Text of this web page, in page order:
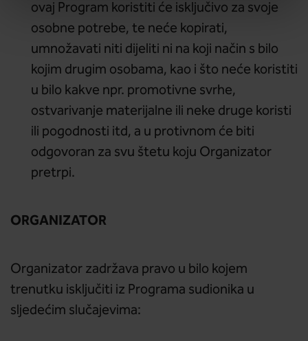
ovaj Program koristiti će isključivo za svoje
osobne potrebe, te neće kopirati,
umnožavati niti dijeliti ni na koji način s bilo
kojim drugim osobama, kao i što neće koristiti
u bilo kakve npr. promotivne svrhe,
ostvarivanje materijalne ili neke druge koristi
ili pogodnosti itd, a u protivnom će biti
odgovoran za svu štetu koju Organizator
pretrpi.
ORGANIZATOR
Organizator zadržava pravo u bilo kojem
trenutku isključiti iz Programa sudionika u
sljedećim slučajevima: